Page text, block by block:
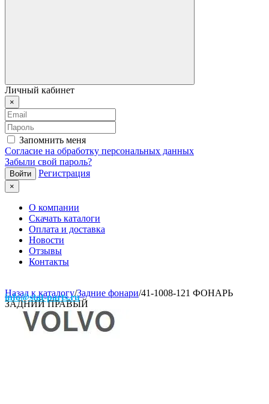
Личный кабинет
×
Запомнить меня
Согласие на обработку персональных данных
Забыли свой пароль?
Регистрация
×
О компании
Скачать каталоги
Оплата и доставка
Новости
Отзывы
Контакты
info@stat-parts.ru
Назад к каталогу/Задние фонари/41-1008-121 ФОНАРЬ
ЗАДНИЙ ПРАВЫЙ